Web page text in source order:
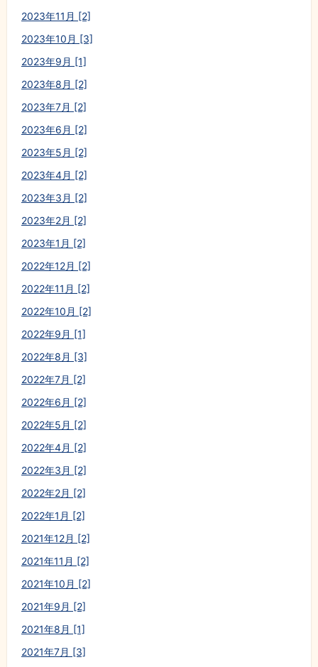
2023年11月 [2]
2023年10月 [3]
2023年9月 [1]
2023年8月 [2]
2023年7月 [2]
2023年6月 [2]
2023年5月 [2]
2023年4月 [2]
2023年3月 [2]
2023年2月 [2]
2023年1月 [2]
2022年12月 [2]
2022年11月 [2]
2022年10月 [2]
2022年9月 [1]
2022年8月 [3]
2022年7月 [2]
2022年6月 [2]
2022年5月 [2]
2022年4月 [2]
2022年3月 [2]
2022年2月 [2]
2022年1月 [2]
2021年12月 [2]
2021年11月 [2]
2021年10月 [2]
2021年9月 [2]
2021年8月 [1]
2021年7月 [3]